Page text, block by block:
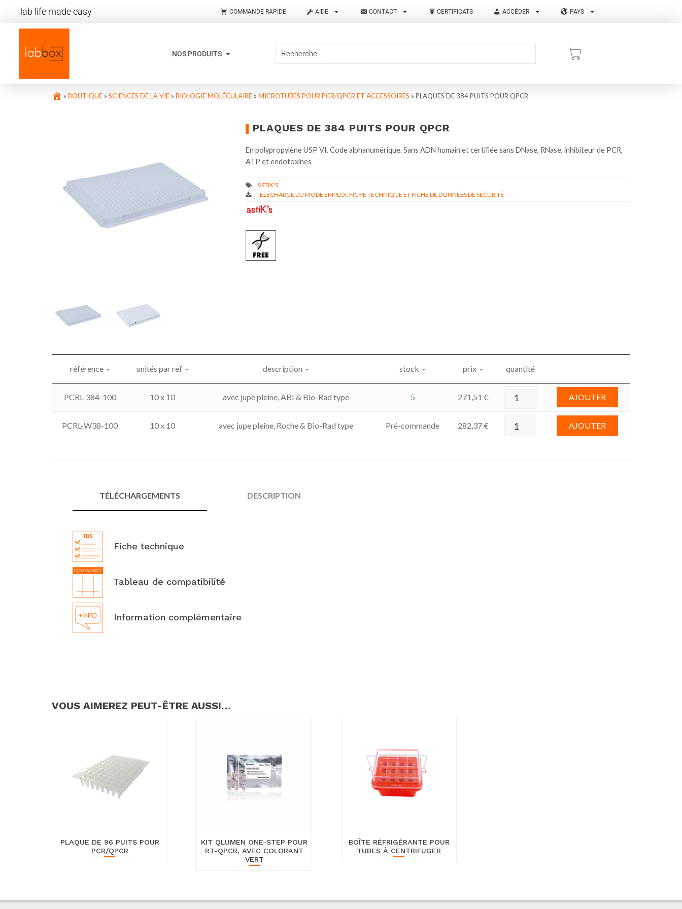
lab life made easy COMMANDE RAPIDE AIDE CONTACT CERTIFICATS ACCÉDER PAYS
NOS PRODUITS
» BOUTIQUE » SCIENCES DE LA VIE » BIOLOGIE MOLÉCULAIRE » MICROTUBES POUR PCR/QPCR ET ACCESSOIRES » PLAQUES DE 384 PUITS POUR QPCR
PLAQUES DE 384 PUITS POUR QPCR
En polypropylène USP VI. Code alphanumérique. Sans ADN humain et certifiée sans DNase, RNase, inhibiteur de PCR,
ATP et endotoxines
TÉLÉCHARGE DU MODE EMPLOI, FICHE TECHNIQUE ET FICHE DE DONNÉES DE SÉCURITÉ
référence unités par ref description stock prix quantité
PCRL-384-100 10 x 10 avec jupe pleine, ABI & Bio-Rad type 5 271,51 € AJOUTER
PCRL-W38-100 10 x 10 avec jupe pleine, Roche & Bio-Rad type Pré-commande 282,37€ AJOUTER
TÉLÉCHARGEMENTS DESCRIPTION
Fiche technique
Tableau de compatibilité
Information complémentaire
VOUS AIMEREZ PEUT-ÊTRE AUSSI…
PLAQUE DE 96 PUITS POUR
PCR/QPCR
KIT QLUMEN ONE-STEP POUR
RT-QPCR, AVEC COLORANT
VERT
BOÎTE RÉFRIGÉRANTE POUR
TUBES À CENTRIFUGER